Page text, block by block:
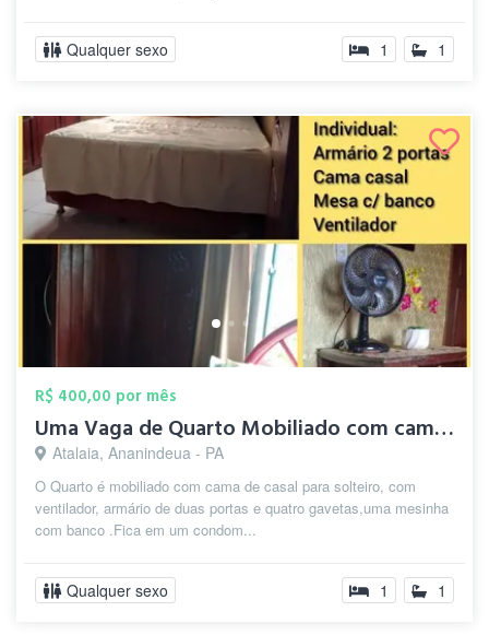
Qualquer sexo 1 1
R$ 400,00 por mês
Uma Vaga de Quarto Mobiliado com cama de...
Atalaia, Ananindeua - PA
O Quarto é mobiliado com cama de casal para solteiro, com
ventilador, armário de duas portas e quatro gavetas,uma mesinha
com banco .Fica em um condom...
Qualquer sexo 1 1